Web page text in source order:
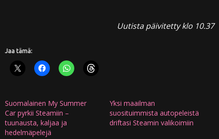
Uutista päivitetty klo 10.37
Jaa tämä:
Suomalainen My Summer
Car pyrkii Steamiin –
tuunausta, kaljaa ja
hedelmäpelejä
Yksi maailman
suosituimmista autopeleistä
driftasi Steamin valikoimiin